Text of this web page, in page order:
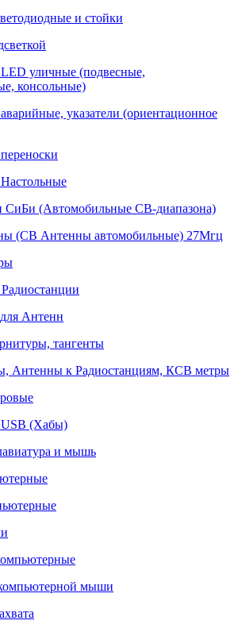
и стойки
уличные (подвесные,
консольные)
указатели (ориентационное
СиБи (Автомобильные СВ-диапазона)
(СВ Антенны автомобильные) 27Мгц
Антенн
тангенты
Антенны к Радиостанциям, КСВ метры
USB (Хабы)
и мышь
мыши